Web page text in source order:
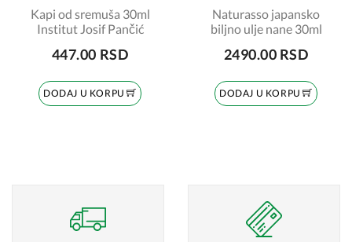
Kapi od sremuša 30ml
Institut Josif Pančić
447.00 RSD
DODAJ U KORPU
Naturasso japansko
biljno ulje nane 30ml
2490.00 RSD
DODAJ U KORPU